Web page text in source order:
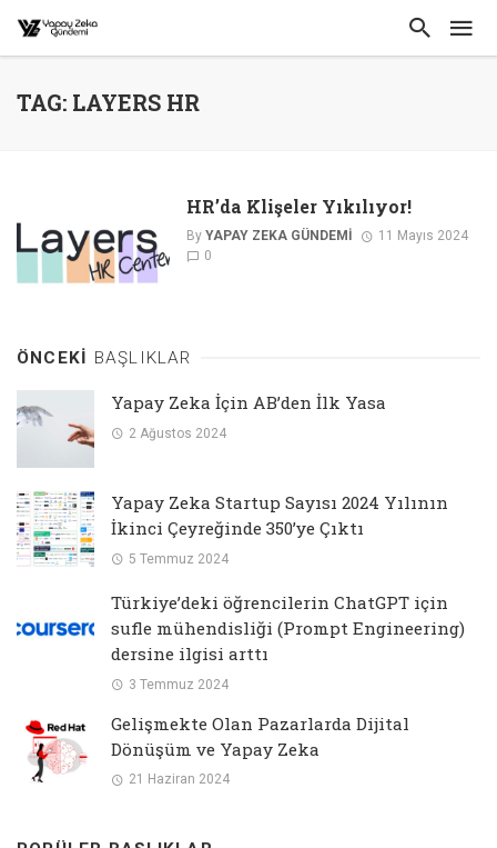
TAG: LAYERS HR
HR’da Klişeler Yıkılıyor!
By YAPAY ZEKA GÜNDEMI
11 Mayıs 2024
0
ÖNCEKI BAŞLIKLAR
Yapay Zeka İçin AB’den İlk Yasa
2 Ağustos 2024
Yapay Zeka Startup Sayısı 2024 Yılının
İkinci Çeyreğinde 350’ye Çıktı
5 Temmuz 2024
Türkiye’deki öğrencilerin ChatGPT için
sufle mühendisliği (Prompt Engineering)
dersine ilgisi arttı
3 Temmuz 2024
Gelişmekte Olan Pazarlarda Dijital
Dönüşüm ve Yapay Zeka
21 Haziran 2024